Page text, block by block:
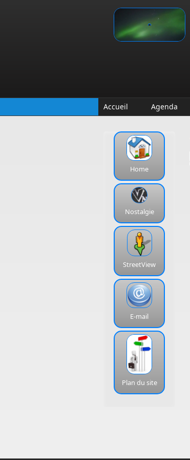
Accueil Agenda
Home
Nostalgie
StreetView
E-mail
Plan du site